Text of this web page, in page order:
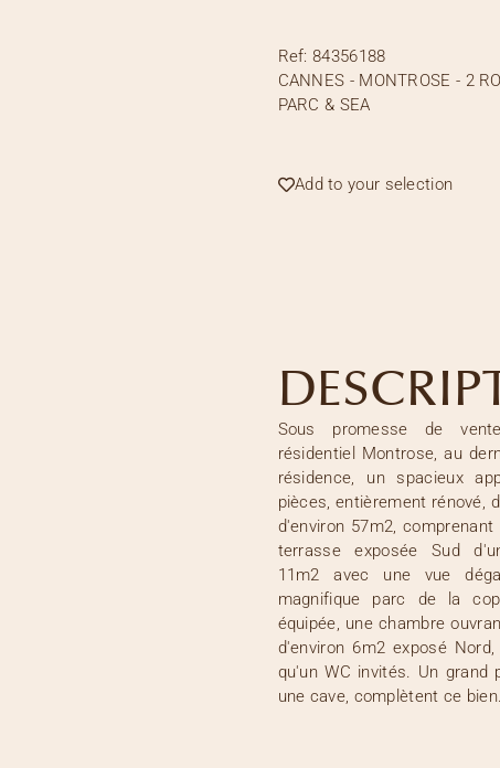
Ref:84356188
CANNES - MONTROSE - 2
PARC & SEA
Add to your selection
Sous promesse de
résidentiel Montrose, au
résidence, un spacieux
pièces, entièrement rénové,
d'environ 57m2,
terrasse exposée Sud
11m2 avec une vue
magnifique parc de la
équipée, une chambre
d'environ 6m2 exposé
qu'un WC invités. Un grand
une cave, complètent ce bien.